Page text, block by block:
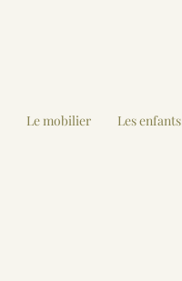
Le mobilier Les enfants